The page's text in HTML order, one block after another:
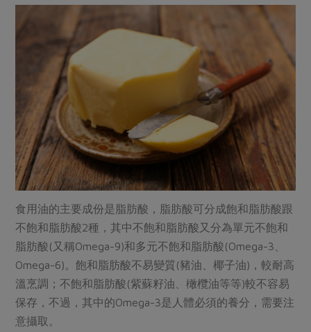
食用油的主要成份是脂肪酸，脂肪酸可分成飽和脂肪酸跟
不飽和脂肪酸2種，其中不飽和脂肪酸又分為單元不飽和
脂肪酸(又稱Omega-9)和多元不飽和脂肪酸(Omega-3、
Omega-6)。飽和脂肪酸不易變質(豬油、椰子油)，較耐高
溫烹調；不飽和脂肪酸(紫蘇籽油、橄欖油等等)較不容易
保存，不過，其中的Omega-3是人體必須的養分，需要注
意攝取。